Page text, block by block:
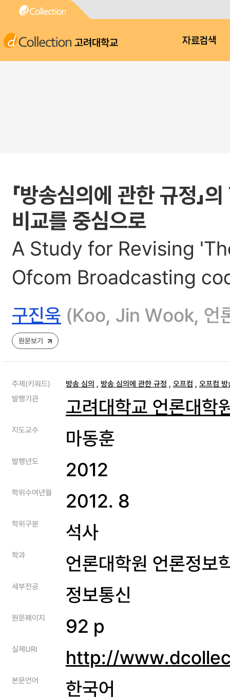
고려대학교 자료검색
「방송심의에 관한 규정」
비교를 중심으로
A Study for Revising
Ofcom Broadcasting
구진욱 (Koo, Jin Wook, 언
원문보기
주제(키워드) 방송 심의 , 방송 심의에 관한 규정 , 오프컴 , 오프컴
발행기관
고려대학교 언론대학
지도교수 마동훈
발행년도 2012
학위수여년월 2012. 8
학위구분 석사
학과 언론대학원 언론정보
세부전공 정보통신
원문페이지 92 p
실제URI http://
본문언어 한국어